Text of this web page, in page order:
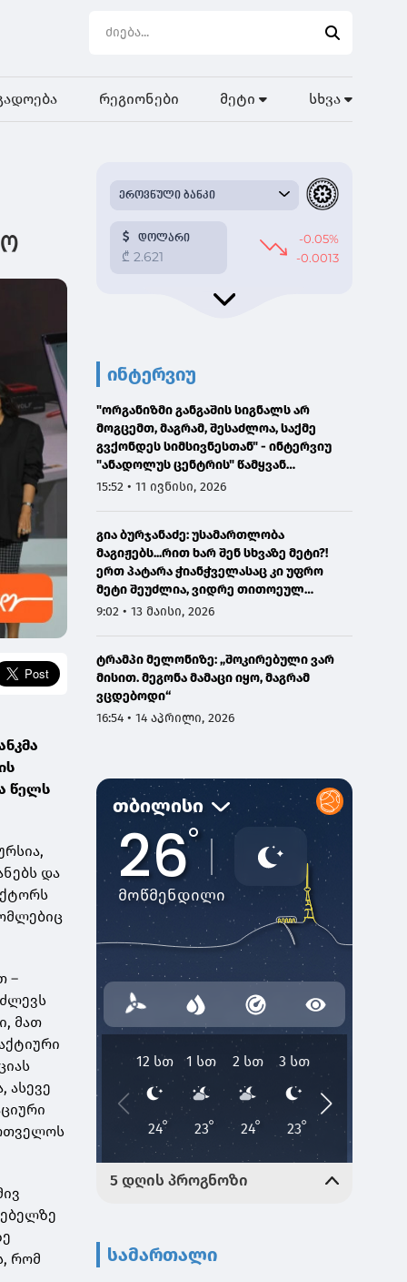
რეგიონები მეტი სხვა
წელს
და
–
მათ
ასევე
რომ
ინტერვიუ
"ორგანიზმი განგაშის სიგნალს არ
მოგცემთ, მაგრამ, შესაძლოა, საქმე
გვქონდეს სიმსივნესთან" - ინტერვიუ
"ანადოლუს ცენტრის" წამყვან
ონკოლოგთან
15:52 • 11 ივნისი, 2026
გია ბურჯანაძე: უსამართლობა
მაგიჟებს...რით ხარ შენ სხვაზე მეტი?!
ერთ პატარა ჭიანჭველასაც კი უფრო
მეტი შეუძლია, ვიდრე თითოეულ
ჩვენგანს...
9:02 • 13 მაისი, 2026
ტრამპი მელონიზე: „შოკირებული ვარ
მისით. მეგონა მამაცი იყო, მაგრამ
ვცდებოდი“
16:54 • 14 აპრილი, 2026
სამართალი